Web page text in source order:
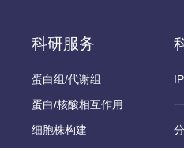
科研服务
蛋白组/代谢组
蛋白/核酸相互作用
细胞株构建